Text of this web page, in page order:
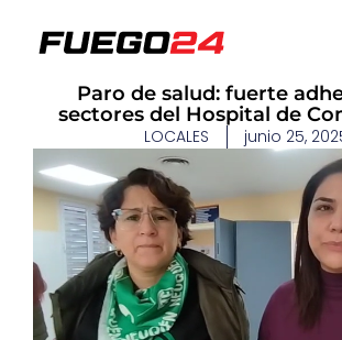
Paro de salud: fuerte
sectores del Hospital de
LOCALES junio 25,